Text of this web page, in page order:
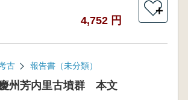
4,752 円
＋
古 報告書（未分類）
州芳内里古墳群 本文